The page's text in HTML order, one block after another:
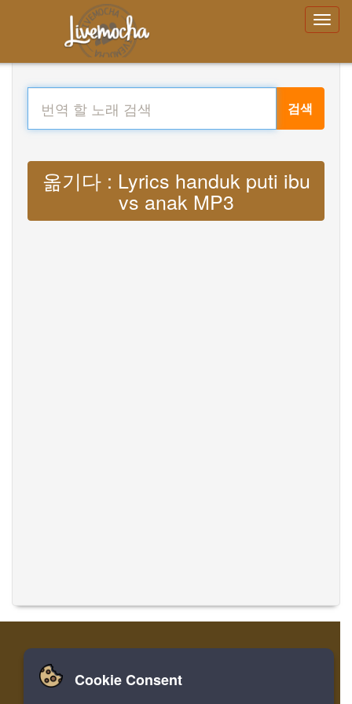
검색
옮기다 : Lyrics handuk puti ibu
vs anak MP3
집 로그인 레지스터
Cookie Consent